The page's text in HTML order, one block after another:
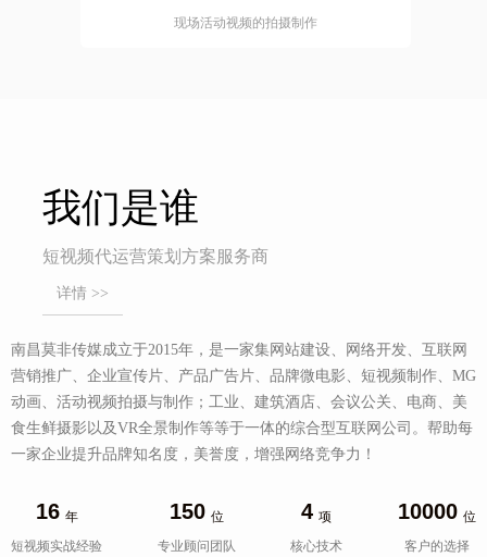
现场活动视频的拍摄制作
我们是谁
短视频代运营策划方案服务商
详情 >>
南昌莫非传媒成立于2015年，是一家集网站建设、网络开发、互联网
营销推广、企业宣传片、产品广告片、品牌微电影、短视频制作、MG
动画、活动视频拍摄与制作；工业、建筑酒店、会议公关、电商、美
食生鲜摄影以及VR全景制作等等于一体的综合型互联网公司。帮助每
一家企业提升品牌知名度，美誉度，增强网络竞争力！
16 年
短视频实战经验
150 位
专业顾问团队
4 项
核心技术
10000 位
客户的选择